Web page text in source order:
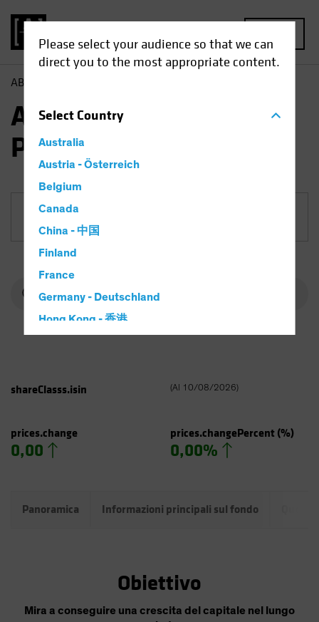
Please select your audience so that we can
direct you to the most appropriate content.
SelectCountry
Australia
Austria - Österreich
Belgium
Canada
China - 中国
Finland
France
Germany - Deutschland
Hong Kong - 香港
Italy - Italia
Latin America
Luxembourg and Other EMEA
Singapore
AB
AB European Growth
Portfolio
shareClasss.isin (Al 10/08/2026)
prices.change
0,00
prices.changePercent(%)
0,00%
Panoramica Informazioni principali sul fondo
Obiettivo
Mira a conseguire una crescita del capitale nel lungo